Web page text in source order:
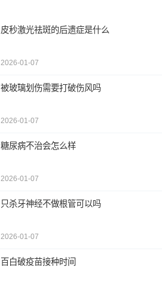
皮秒激光祛斑的后遗症是什么
2026-01-07
被玻璃划伤需要打破伤风吗
2026-01-07
糖尿病不治会怎么样
2026-01-07
只杀牙神经不做根管可以吗
2026-01-07
百白破疫苗接种时间